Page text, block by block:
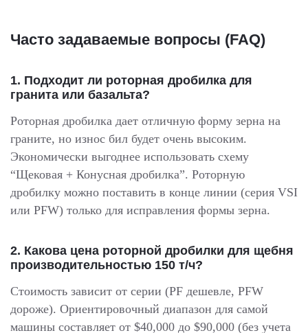
Часто задаваемые вопросы (FAQ)
1. Подходит ли роторная дробилка для
гранита или базальта?
Роторная дробилка дает отличную форму зерна на
граните, но износ бил будет очень высоким.
Экономически выгоднее использовать схему
“Щековая + Конусная дробилка”. Роторную
дробилку можно поставить в конце линии (серия VSI
или PFW) только для исправления формы зерна.
2. Какова цена роторной дробилки для щебня
производительностью 150 т/ч?
Стоимость зависит от серии (PF дешевле, PFW
дороже). Ориентировочный диапазон для самой
машины составляет от $40,000 до $90,000 (без учета